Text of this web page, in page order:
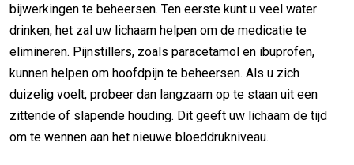
bijwerkingen te beheersen. Ten eerste kunt u veel water
drinken, het zal uw lichaam helpen om de medicatie te
elimineren. Pijnstillers, zoals paracetamol en ibuprofen,
kunnen helpen om hoofdpijn te beheersen. Als u zich
duizelig voelt, probeer dan langzaam op te staan uit een
zittende of slapende houding. Dit geeft uw lichaam de tijd
om te wennen aan het nieuwe bloeddrukniveau.